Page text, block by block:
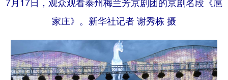
家庄》。新华社记者 谢秀栋 摄